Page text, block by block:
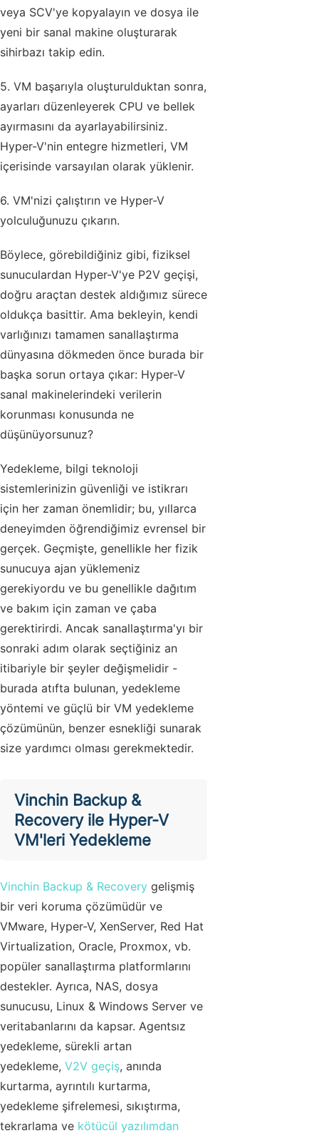
veya SCV'ye kopyalayın ve dosya ile
yeni bir sanal makine oluşturarak
sihirbazı takip edin.
5. VM başarıyla oluşturulduktan sonra,
ayarları düzenleyerek CPU ve bellek
ayırmasını da ayarlayabilirsiniz.
Hyper-V'nin entegre hizmetleri, VM
içerisinde varsayılan olarak yüklenir.
6. VM'nizi çalıştırın ve Hyper-V
yolculuğunuzu çıkarın.
Böylece, görebildiğiniz gibi, fiziksel
sunuculardan Hyper-V'ye P2V geçişi,
doğru araçtan destek aldığımız sürece
oldukça basittir. Ama bekleyin, kendi
varlığınızı tamamen sanallaştırma
dünyasına dökmeden önce burada bir
başka sorun ortaya çıkar: Hyper-V
sanal makinelerindeki verilerin
korunması konusunda ne
düşünüyorsunuz?
Yedekleme, bilgi teknoloji
sistemlerinizin güvenliği ve istikrarı
için her zaman önemlidir; bu, yıllarca
deneyimden öğrendiğimiz evrensel bir
gerçek. Geçmişte, genellikle her fizik
sunucuya ajan yüklemeniz
gerekiyordu ve bu genellikle dağıtım
ve bakım için zaman ve çaba
gerektirirdi. Ancak sanallaştırma'yı bir
sonraki adım olarak seçtiğiniz an
itibariyle bir şeyler değişmelidir -
burada atıfta bulunan, yedekleme
yöntemi ve güçlü bir VM yedekleme
çözümünün, benzer esnekliği sunarak
size yardımcı olması gerekmektedir.
Vinchin Backup &
Recovery ile Hyper-V
VM'leri Yedekleme
Vinchin Backup & Recovery gelişmiş
bir veri koruma çözümüdür ve
VMware, Hyper-V, XenServer, Red Hat
Virtualization, Oracle, Proxmox, vb.
popüler sanallaştırma platformlarını
destekler. Ayrıca, NAS, dosya
sunucusu, Linux & Windows Server ve
veritabanlarını da kapsar. Agentsız
yedekleme, sürekli artan
yedekleme, V2V geçiş, anında
kurtarma, ayrıntılı kurtarma,
yedekleme şifrelemesi, sıkıştırma,
tekrarlama ve kötücül yazılımdan